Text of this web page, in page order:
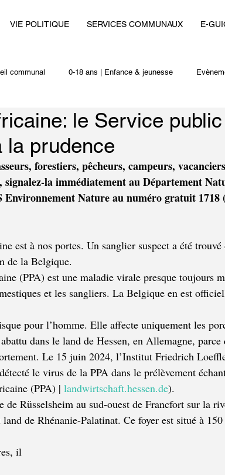
VIE POLITIQUE SERVICES COMMUNAUX E-
communal 0-18 ans | Enfance & jeunesse
le Service
la prudence
forestiers, pêcheurs, campeurs,
signalez-la immédiatement au Département
Environnement Nature au numéro gratuit 1718
est à nos portes. Un sanglier suspect a été trouvé
de la Belgique.
(PPA) est une maladie virale presque toujours
et les sangliers. La Belgique en est
pour l’homme. Elle aﬀecte uniquement les
dans le land de Hessen, en Allemagne, parce
Le 15 juin 2024, l’Institut Friedrich
le virus de la PPA dans le prélèvement
(PPA) | landwirtschaft.hessen.de).
de Rüsselsheim au sud-ouest de Francfort sur la
de Rhénanie-Palatinat. Ce foyer est situé à
il